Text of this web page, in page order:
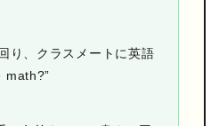
り、クラスメートに英語
math?”